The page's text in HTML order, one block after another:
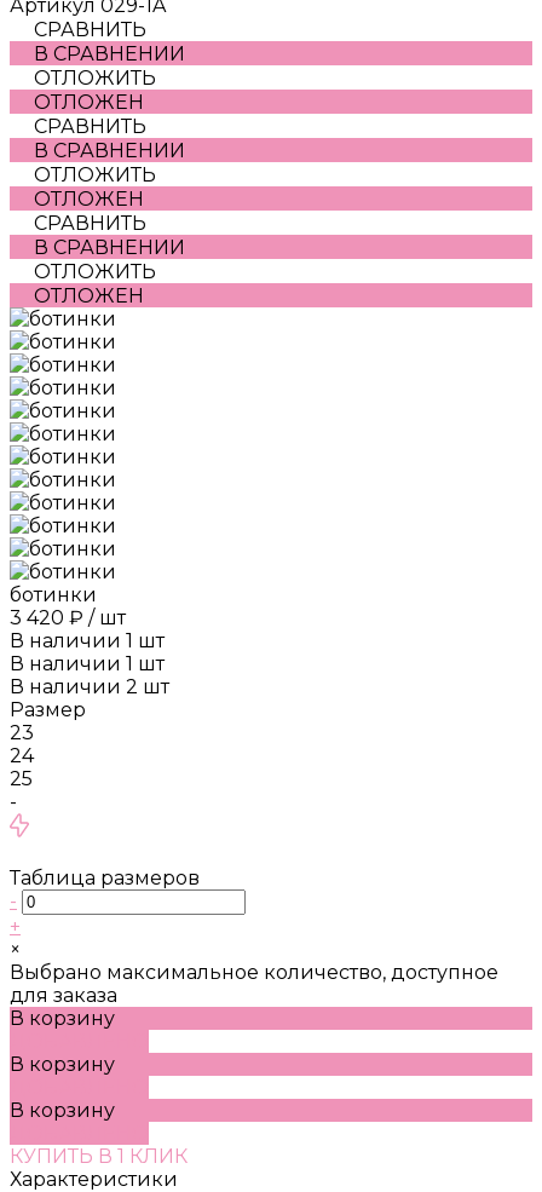
Артикул 029-1A
СРАВНИТЬ
В СРАВНЕНИИ
ОТЛОЖИТЬ
ОТЛОЖЕН
СРАВНИТЬ
В СРАВНЕНИИ
ОТЛОЖИТЬ
ОТЛОЖЕН
СРАВНИТЬ
В СРАВНЕНИИ
ОТЛОЖИТЬ
ОТЛОЖЕН
ботинки
3 420 ₽ / шт
В наличии 1 шт
В наличии 1 шт
В наличии 2 шт
Размер
23
24
25
-
Таблица размеров
-
+
×
Выбрано максимальное количество, доступное
для заказа
В корзину
В корзину
В корзину
КУПИТЬ В 1 КЛИК
Характеристики